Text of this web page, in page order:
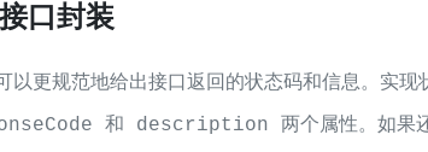
口封装
以更规范地给出接口返回的状态码和信息。实现
和 description 两个属性。如果还